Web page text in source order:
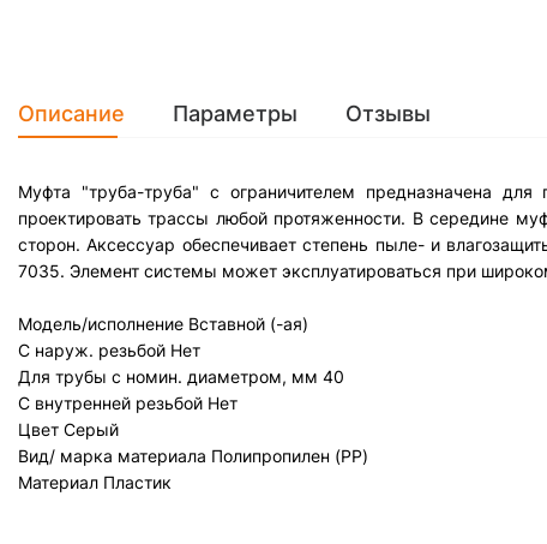
Описание Параметры Отзывы
Муфта "труба-труба" с ограничителем предназначена
проектировать трассы любой протяженности. В середине
сторон. Аксессуар обеспечивает степень пыле- и
7035. Элемент системы может эксплуатироваться при
Модель/исполнение Вставной (-ая)
С наруж. резьбой Нет
Для трубы с номин. диаметром, мм 40
С внутренней резьбой Нет
Цвет Серый
Вид/ марка материала Полипропилен (PP)
Материал Пластик